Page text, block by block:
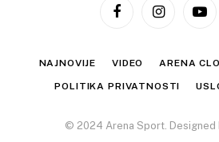
FacebookInstagram
NAJNOVIJE VIDEO ARENA
POLITIKA PRIVATNOSTI
© 2024 Arena Sport. Designed